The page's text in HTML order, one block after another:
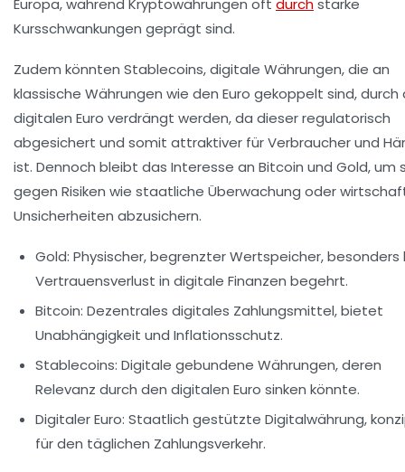
Kursschwankungen geprägt sind.
Zudem könnten Stablecoins, digitale Währungen, die an
klassische Währungen wie den Euro gekoppelt sind, durch
digitalen Euro verdrängt werden, da dieser regulatorisch
abgesichert und somit attraktiver für Verbraucher und
ist. Dennoch bleibt das Interesse an Bitcoin und Gold, um
gegen Risiken wie staatliche Überwachung oder
Unsicherheiten abzusichern.
Gold: Physischer, begrenzter Wertspeicher, besonders
Vertrauensverlust in digitale Finanzen begehrt.
Bitcoin: Dezentrales digitales Zahlungsmittel, bietet
Unabhängigkeit und Inflationsschutz.
Stablecoins: Digitale gebundene Währungen, deren
Relevanz durch den digitalen Euro sinken könnte.
Digitaler Euro: Staatlich gestützte Digitalwährung,
für den täglichen Zahlungsverkehr.